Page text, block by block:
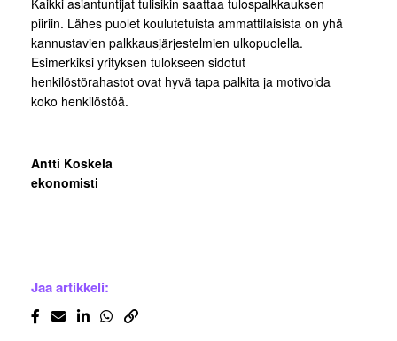
Kaikki asiantuntijat tulisikin saattaa tulospalkkauksen
piiriin. Lähes puolet koulutetuista ammattilaisista on yhä
kannustavien palkkausjärjestelmien ulkopuolella.
Esimerkiksi yrityksen tulokseen sidotut
henkilöstörahastot ovat hyvä tapa palkita ja motivoida
koko henkilöstöä.
Antti Koskela
ekonomisti
Jaa artikkeli: